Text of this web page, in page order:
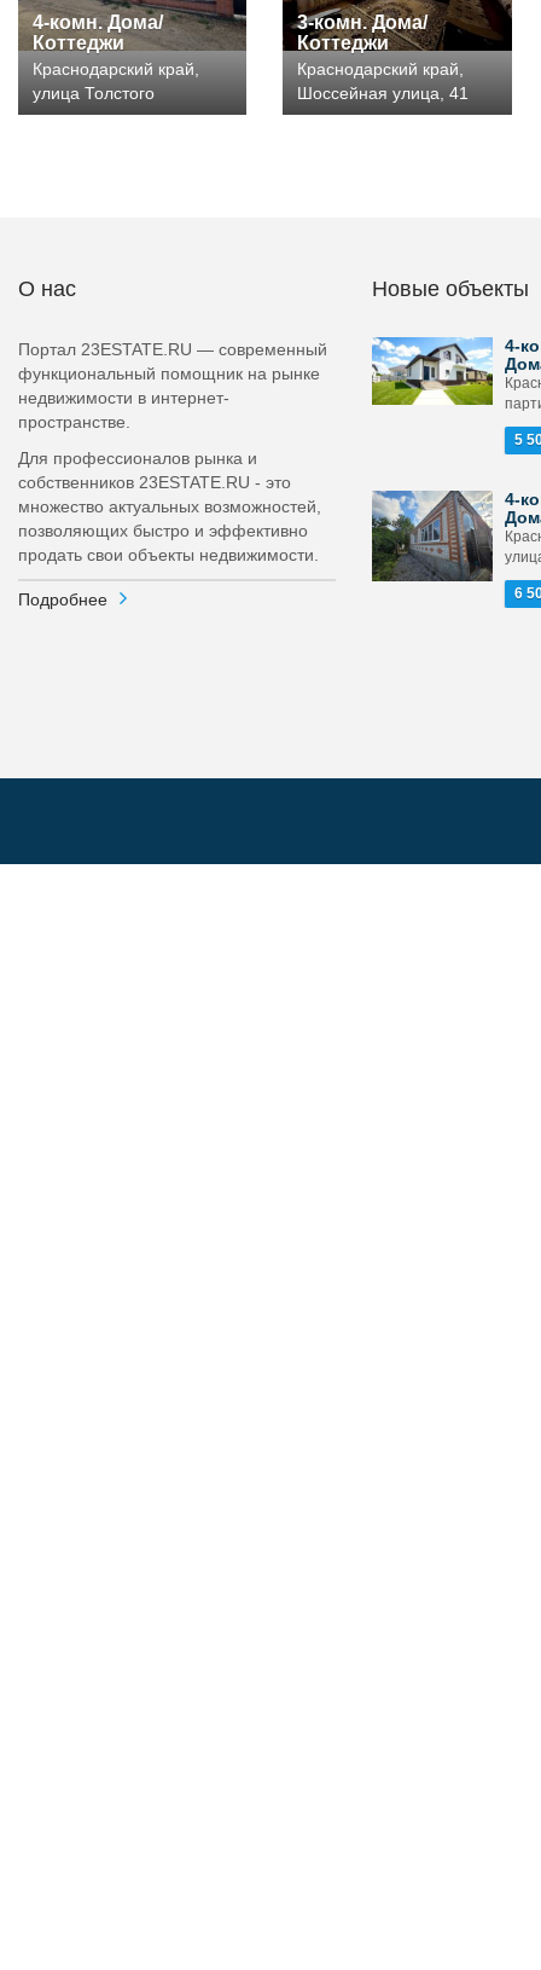
4-комн. Дома/
Коттеджи
Краснодарский край,
улица Толстого
3-комн. Дома/
Коттеджи
Краснодарский край,
Шоссейная улица, 41
О нас
Портал 23ESTATE.RU — современный
функциональный помощник на рынке
недвижимости в интернет-
пространстве.
Для профессионалов рынка и
собственников 23ESTATE.RU - это
множество актуальных возможностей,
позволяющих быстро и эффективно
продать свои объекты недвижимости.
Подробнее
Новые объекты
4-
5
4-
6